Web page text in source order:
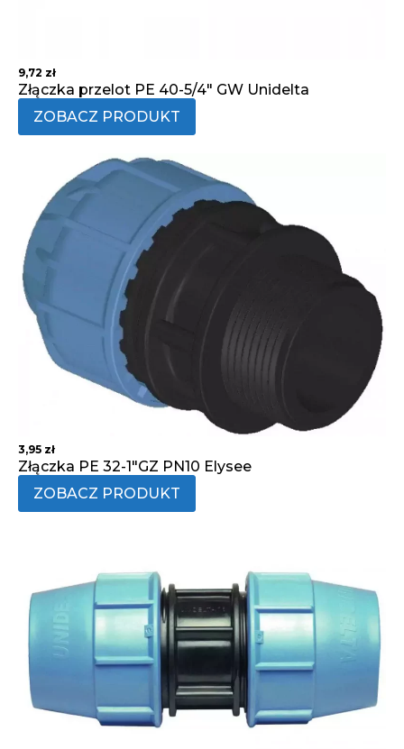
9,72 zł
Złączka przelot PE 40-5/4" GW Unidelta
ZOBACZ PRODUKT
3,95 zł
Złączka PE 32-1"GZ PN10 Elysee
ZOBACZ PRODUKT